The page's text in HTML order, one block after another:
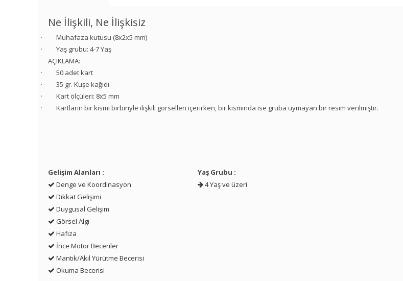
Ne İlişkili, Ne İlişkisiz
· Muhafaza kutusu (8x2x5 mm)
· Yaş grubu: 4-7 Yaş
AÇIKLAMA:
· 50 adet kart
· 35 gr. Kuşe kağıdı
· Kart ölçüleri: 8x5 mm
· Kartların bir kısmı birbiriyle ilişkili görselleri içerirken, bir kısmında ise gruba uymayan bir resim verilmiştir.
Gelişim Alanları :
Denge ve Koordinasyon
Dikkat Gelişimi
Duygusal Gelişim
Görsel Algı
Hafıza
İnce Motor Beceriler
Mantık/Akıl Yürütme Becerisi
Okuma Becerisi
Yaş Grubu :
4 Yaş ve üzeri